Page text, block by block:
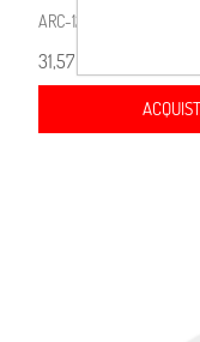
ARC-12101
31,57 €